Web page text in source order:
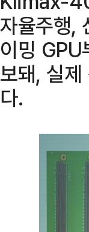
자율주행,
이밍 GPU
보돼, 실
다.